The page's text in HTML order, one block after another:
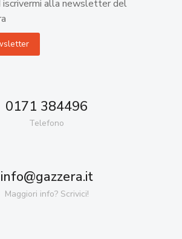
iscrivermi alla newsletter del
0171 384496
Telefono
info@gazzera.it
Maggiori info? Scrivici!